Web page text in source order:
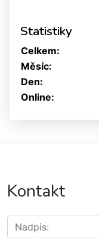
Statistiky
Online:
Celkem:
Měsíc:
Den:
Kontakt